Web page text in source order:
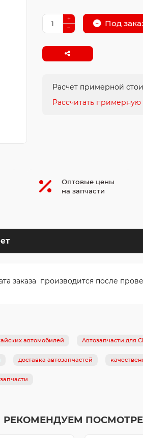
Под
Расчет примерной
Рассчитать примерную
Оптовые цены
на запчасти
производится после
автомобилей Автозапчасти для
доставка автозапчастей
РЕКОМЕНДУЕМ